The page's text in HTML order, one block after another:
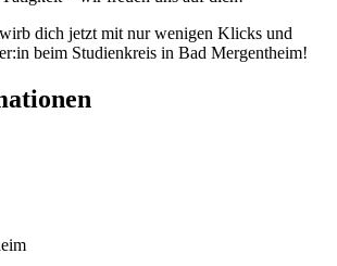
dich jetzt mit nur wenigen Klicks und
beim Studienkreis in Bad Mergentheim!